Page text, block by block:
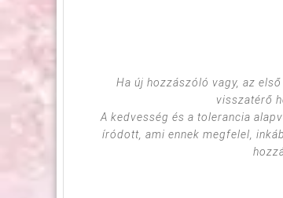
Ha új hozzászóló vagy, az
visszatérő
A kedvesség és a tolerancia
íródott, ami ennek megfelel,